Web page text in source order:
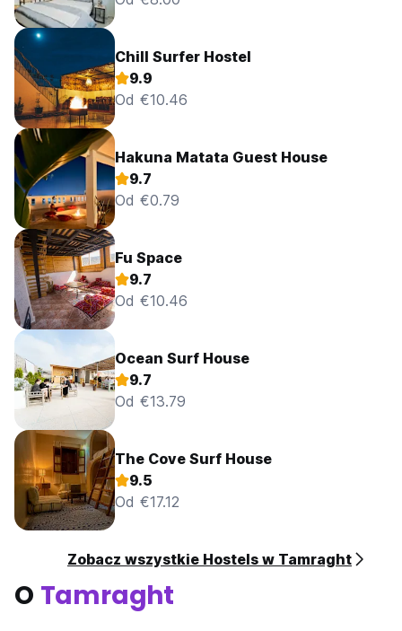
Chill Surfer Hostel
9.9
Od €10.46
Hakuna Matata Guest House
9.7
Od €0.79
Fu Space
9.7
Od €10.46
Ocean Surf House
9.7
Od €13.79
The Cove Surf House
9.5
Od €17.12
Zobacz wszystkie Hostels w Tamraght
O Tamraght